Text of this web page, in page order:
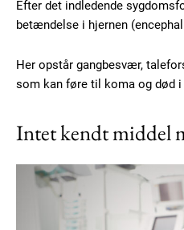
Efter det indledende
betændelse i hjernen
Her opstår gangbesvær,
som kan føre til koma og død i
Intet kendt middel